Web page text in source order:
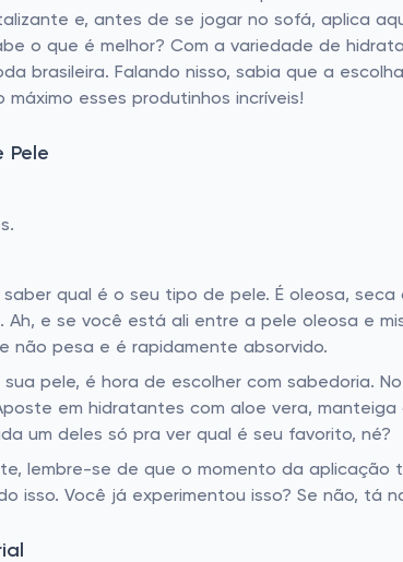
e, antes de se jogar no sofá, aplica
o que é melhor? Com a variedade de
brasileira. Falando nisso, sabia que a
esses produtinhos incríveis!
Pele
qual é o seu tipo de pele. É oleosa,
e se você está ali entre a pele oleosa e
não pesa e é rapidamente absorvido.
pele, é hora de escolher com sabedoria.
em hidratantes com aloe vera,
um deles só pra ver qual é seu favorito, né?
lembre-se de que o momento da
isso. Você já experimentou isso? Se não, tá